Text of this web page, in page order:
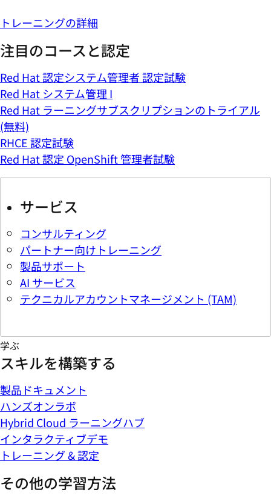
トレーニングの詳細
注目のコースと認定
Red Hat 認定システム管理者 認定試験
Red Hat システム管理 I
Red Hat ラーニングサブスクリプションのトライアル
(無料)
RHCE 認定試験
Red Hat 認定 OpenShift 管理者試験
サービス
コンサルティング
パートナー向けトレーニング
製品サポート
AI サービス
テクニカルアカウントマネージメント (TAM)
学ぶ
スキルを構築する
製品ドキュメント
ハンズオンラボ
Hybrid Cloud ラーニングハブ
インタラクティブデモ
トレーニング & 認定
その他の学習方法